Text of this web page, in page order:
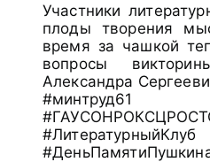
Участники
плоды творения
время за чашкой
вопросы
Александра
#минтруд61
#ЛитературныйКлуб